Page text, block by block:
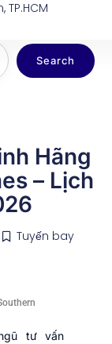
TP.HCM
Search
Hãng
– Lịch
Tuyến bay
tư vấn